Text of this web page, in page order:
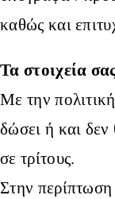
καθώς και
Τα στοιχεία
Με την
δώσει ή και δεν
σε τρίτους.
Στην